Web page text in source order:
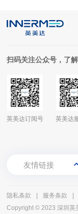
扫码关注公众号，了
英美达订阅号 英美达
友情链接
隐私条款 服务条款
Copyright © 2023 深圳英